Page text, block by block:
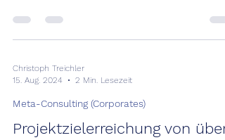
Christoph Treichler
15. Aug. 2024
2 Min. Lesezeit
Meta-Consulting (Corporates)
Projektzielerreichung von über